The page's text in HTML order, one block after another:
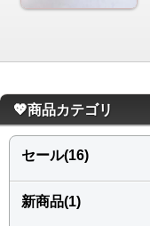
💖商品カテゴリ
セール(16)
新商品(1)